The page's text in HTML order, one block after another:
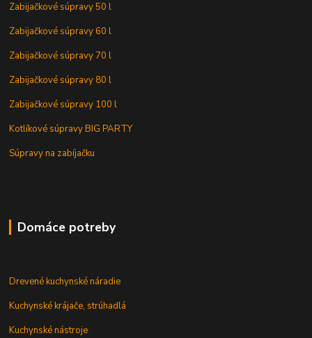
Zabijačkové súpravy 50 l
Zabijačkové súpravy 60 l
Zabijačkové súpravy 70 l
Zabijačkové súpravy 80 l
Zabijačkové súpravy 100 l
Kotlíkové súpravy BIG PARTY
Súpravy na zabíjačku
Domáce potreby
Drevené kuchynské náradie
Kuchynské krájače, strúhadlá
Kuchynské nástroje